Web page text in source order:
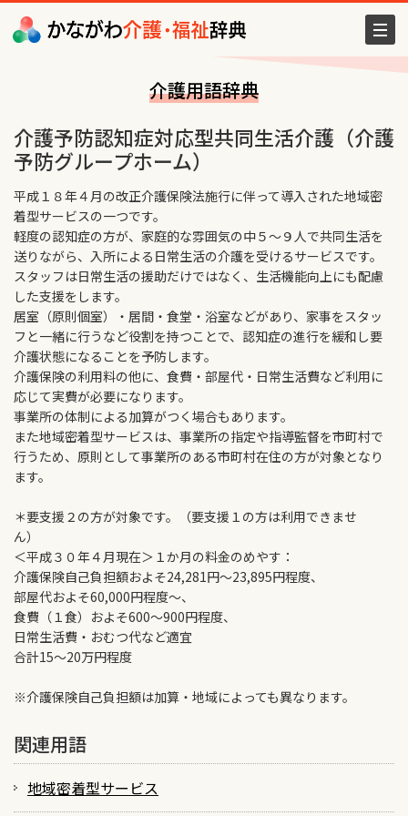
介護用語辞典
介護予防認知症対応型共同生活介護（介護
予防グループホーム）
平成１８年４月の改正介護保険法施行に伴って導入された地域密
着型サービスの一つです。
軽度の認知症の方が、家庭的な雰囲気の中５～９人で共同生活を
送りながら、入所による日常生活の介護を受けるサービスです。
スタッフは日常生活の援助だけではなく、生活機能向上にも配慮
した支援をします。
居室（原則個室）・居間・食堂・浴室などがあり、家事をスタッ
フと一緒に行うなど役割を持つことで、認知症の進行を緩和し要
介護状態になることを予防します。
介護保険の利用料の他に、食費・部屋代・日常生活費など利用に
応じて実費が必要になります。
事業所の体制による加算がつく場合もあります。
また地域密着型サービスは、事業所の指定や指導監督を市町村で
行うため、原則として事業所のある市町村在住の方が対象となり
ます。
＊要支援２の方が対象です。（要支援１の方は利用できませ
ん）
＜平成３０年４月現在＞１か月の料金のめやす：
介護保険自己負担額およそ24,281円～23,895円程度、
部屋代およそ60,000円程度～、
食費（１食）およそ600～900円程度、
日常生活費・おむつ代など適宜
合計15～20万円程度
※介護保険自己負担額は加算・地域によっても異なります。
関連用語
地域密着型サービス